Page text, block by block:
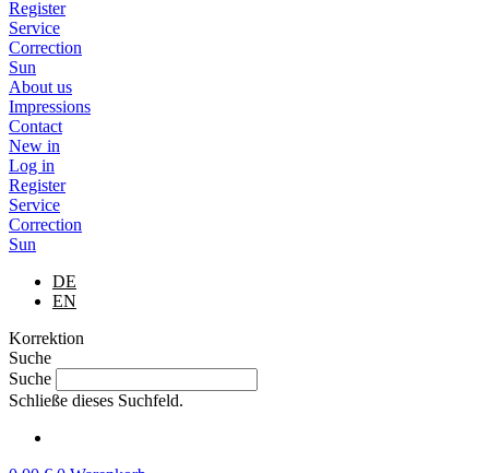
Register
Service
Correction
Sun
About us
Impressions
Contact
New in
Log in
Register
Service
Correction
Sun
DE
EN
Korrektion
Suche
Suche
Schließe dieses Suchfeld.